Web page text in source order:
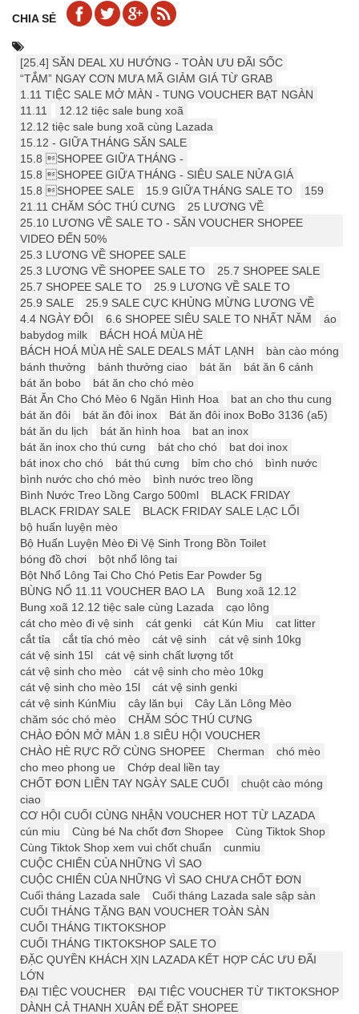
CHIA SẺ
[25.4] ️️SĂN DEAL XU HƯỚNG - TOÀN ƯU ĐÃI SỐC
“TẮM” NGAY CƠN MƯA MÃ GIẢM GIÁ TỪ GRAB
1.11 TIỆC SALE MỞ MÀN - TUNG VOUCHER BẠT NGÀN
11.11
12.12 tiệc sale bung xoã
12.12 tiệc sale bung xoã cùng Lazada
15.12 - GIỮA THÁNG SĂN SALE
15.8 SHOPEE GIỮA THÁNG -
15.8 SHOPEE GIỮA THÁNG - SIÊU SALE NỬA GIÁ
15.8 SHOPEE SALE
15.9 ️GIỮA THÁNG SALE TO
159
21.11 CHĂM SÓC THÚ CƯNG
25 LƯƠNG VỀ
25.10 LƯƠNG VỀ SALE TO - SĂN VOUCHER SHOPEE
VIDEO ĐẾN 50%
25.3 LƯƠNG VỀ SHOPEE SALE
25.3 LƯƠNG VỀ SHOPEE SALE TO
25.7 SHOPEE SALE
25.7 SHOPEE SALE TO
25.9 LƯƠNG VỀ SALE TO
25.9 SALE
25.9 SALE CỰC KHỦNG MỪNG LƯƠNG VỀ
4.4 NGÀY ĐÔI
6.6 SHOPEE SIÊU SALE TO NHẤT NĂM
áo
babydog milk
BÁCH HOÁ MÙA HÈ
BÁCH HOÁ MÙA HÈ SALE DEALS MÁT LẠNH
bàn cào móng
bánh thưởng
bánh thưởng ciao bát ăn
bát ăn 6 cánh
bát ăn bobo
bát ăn cho chó mèo
Bát Ăn Cho Chó Mèo 6 Ngăn Hình Hoa
bat an cho thu cung
bát ăn đôi
bát ăn đôi inox
Bát ăn đôi inox BoBo 3136 (a5)
bát ăn du lịch
bát ăn hình hoa
bat an inox
bát ăn inox cho thú cưng
bát cho chó
bat doi inox
bát inox cho chó
bát thú cưng bỉm cho chó
bình nước
bình nước cho chó mèo
bình nước treo lồng
Bình Nước Treo Lồng Cargo 500ml
BLACK FRIDAY
BLACK FRIDAY SALE
BLACK FRIDAY SALE LẠC LỐI
bộ huấn luyện mèo
Bộ Huấn Luyện Mèo Đi Vệ Sinh Trong Bồn Toilet
bóng đồ chơi
bột nhổ lông tai
Bột Nhổ Lông Tai Cho Chó Petis Ear Powder 5g
BÙNG NỔ 11.11 VOUCHER BAO LA
Bung xoã 12.12
Bung xoã 12.12 tiệc sale cùng Lazada
cạo lông
cát cho mèo đi vệ sinh
cát genki cát Kún Miu
cat litter
cắt tỉa
cắt tỉa chó mèo cát vệ sinh
cát vệ sinh 10kg
cát vệ sinh 15l
cát vệ sinh chất lượng tốt
cát vệ sinh cho mèo
cát vệ sinh cho mèo 10kg
cát vệ sinh cho mèo 15l
cát vệ sinh genki
cát vệ sinh KúnMiu
cây lăn bụi
Cây Lăn Lông Mèo
chăm sóc chó mèo
CHĂM SÓC THÚ CƯNG
CHÀO ĐÓN MỞ MÀN 1.8 SIÊU HỘI VOUCHER
CHÀO HÈ RỰC RỠ CÙNG SHOPEE
Cherman
chó mèo
cho meo phong ue
Chớp deal liền tay
CHỐT ĐƠN LIỀN TAY NGÀY SALE CUỐI
chuột cào móng
ciao
CƠ HỘI CUỐI CÙNG NHẬN VOUCHER HOT TỪ LAZADA
cún miu
Cùng bé Na chốt đơn Shopee
Cùng Tiktok Shop
Cùng Tiktok Shop xem vui chốt chuẩn
cunmiu
CUỘC CHIẾN CỦA NHỮNG VÌ SAO
CUỘC CHIẾN CỦA NHỮNG VÌ SAO CHƯA CHỐT ĐƠN
Cuối tháng Lazada sale
Cuối tháng Lazada sale sập sàn
CUỐI THÁNG TẶNG BẠN VOUCHER TOÀN SÀN
CUỐI THÁNG TIKTOKSHOP
CUỐI THÁNG TIKTOKSHOP SALE TO
ĐẶC QUYỀN KHÁCH XỊN LAZADA KẾT HỢP CÁC ƯU ĐÃI
LỚN
ĐẠI TIỆC VOUCHER
ĐẠI TIỆC VOUCHER TỪ TIKTOKSHOP
DÀNH CẢ THANH XUÂN ĐỂ ĐẶT SHOPEE